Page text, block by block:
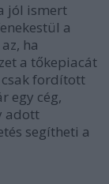
jól ismert
a
ha
a tőkepiacát
csak fordított
egy cég,
adott
segítheti a